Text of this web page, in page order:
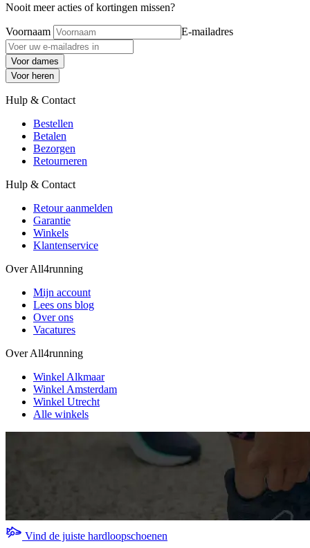
Nooit meer acties of kortingen missen?
Voornaam E-mailadres
Voor dames
Voor heren
Hulp & Contact
Bestellen
Betalen
Bezorgen
Retourneren
Hulp & Contact
Retour aanmelden
Garantie
Winkels
Klantenservice
Over All4running
Mijn account
Lees ons blog
Over ons
Vacatures
Over All4running
Winkel Alkmaar
Winkel Amsterdam
Winkel Utrecht
Alle winkels
Vind de juiste hardloopschoenen